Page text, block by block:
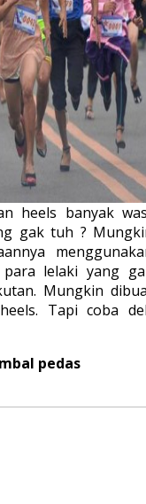
heels banyak
gak tuh ?
lelaki yang
Mungkin
Tapi coba
pedas